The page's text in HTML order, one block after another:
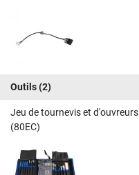
Outils(2)
Jeu de tournevis et
(80EC)